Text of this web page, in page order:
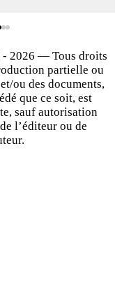
Biakong :
- 2026 — Tous droits
partielle ou
ou des documents,
que ce soit, est
sauf autorisation
l’éditeur ou de